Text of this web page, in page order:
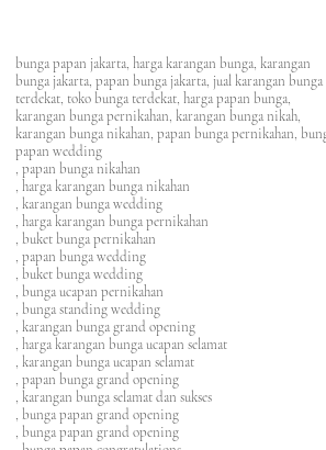
bunga papan jakarta, harga karangan bunga, karangan
bunga jakarta, papan bunga jakarta, jual karangan bunga
terdekat, toko bunga terdekat, harga papan bunga,
karangan bunga pernikahan, karangan bunga nikah,
karangan bunga nikahan, papan bunga pernikahan,
papan wedding
, papan bunga nikahan
, harga karangan bunga nikahan
, karangan bunga wedding
, harga karangan bunga pernikahan
, buket bunga pernikahan
, papan bunga wedding
, buket bunga wedding
, bunga ucapan pernikahan
, bunga standing wedding
, karangan bunga grand opening
, harga karangan bunga ucapan selamat
, karangan bunga ucapan selamat
, papan bunga grand opening
, karangan bunga selamat dan sukses
, bunga papan grand opening
, bunga papan grand opening